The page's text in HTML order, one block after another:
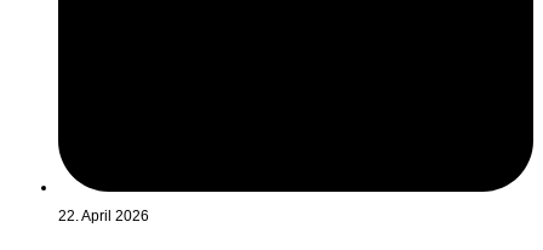
22. April 2026